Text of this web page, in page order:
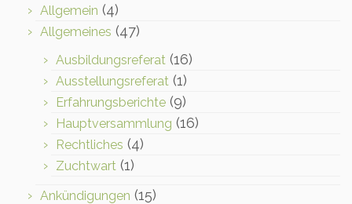
Allgemein (4)
Allgemeines (47)
Ausbildungsreferat (16)
Ausstellungsreferat (1)
Erfahrungsberichte (9)
Hauptversammlung (16)
Rechtliches (4)
Zuchtwart (1)
Ankündigungen (15)